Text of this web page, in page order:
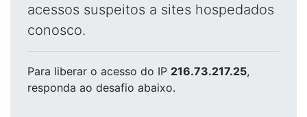
acessos suspeitos a sites hospedados
conosco.
Para liberar o acesso do IP 216.73.217.25,
responda ao desafio abaixo.